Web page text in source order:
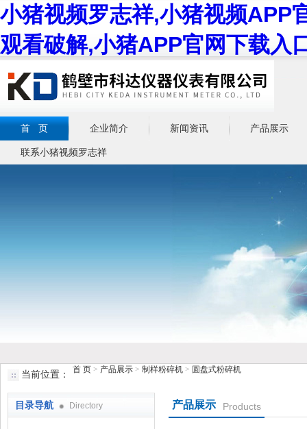
小猪视频罗志祥,小猪视频APP
观看破解,小猪APP官网下载入
鹤壁市小猪视频罗志祥仪器仪表有限公司
首 页 企业简介 新闻资讯 产品展示
联系小猪视频罗志祥
当前位置： 首 页 > 产品展示 > 制样粉碎机 > 圆盘式粉碎机
目录导航 Directory 产品展示 Products